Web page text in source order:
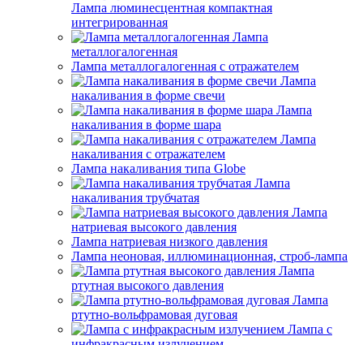
Лампа люминесцентная компактная
интегрированная
Лампа
металлогалогенная
Лампа металлогалогенная с отражателем
Лампа
накаливания в форме свечи
Лампа
накаливания в форме шара
Лампа
накаливания с отражателем
Лампа накаливания типа Globe
Лампа
накаливания трубчатая
Лампа
натриевая высокого давления
Лампа натриевая низкого давления
Лампа неоновая, иллюминационная, строб-лампа
Лампа
ртутная высокого давления
Лампа
ртутно-вольфрамовая дуговая
Лампа с